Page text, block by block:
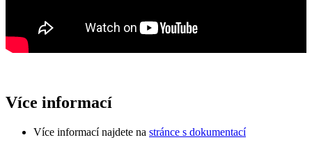
Více informací
Více informací najdete na stránce s dokumentací